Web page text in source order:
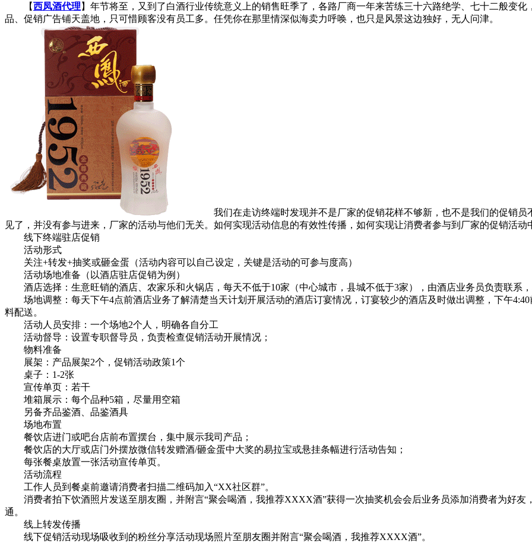
【西凤酒代理 】年节将至，又到了白酒行业传统意义上的销售旺季了，各路厂商一年来苦练三十六路绝学、七十二般变
品、促销广告铺天盖地，只可惜顾客没有员工多。任凭你在那里情深似海卖力呼唤，也只是风景这边独好，无人问津。
我们在走访终端时发现并不是厂家的促销花样不够新，也不是我们的促销员
见了，并没有参与进来，厂家的活动与他们无关。如何实现活动信息的有效性传播，如何实现让消费者参与到厂家的促销活
线下终端驻店促销
活动形式
关注+转发+抽奖或砸金蛋（活动内容可以自己设定，关键是活动的可参与度高）
活动场地准备（以酒店驻店促销为例）
酒店选择：生意旺销的酒店、农家乐和火锅店，每天不低于10家（中心城市，县城不低于3家），由酒店业务员负责联系
场地调整：每天下午4点前酒店业务了解清楚当天计划开展活动的酒店订宴情况，订宴较少的酒店及时做出调整，下午
料配送。
活动人员安排：一个场地2个人，明确各自分工
活动督导：设置专职督导员，负责检查促销活动开展情况；
物料准备
展架：产品展架2个，促销活动政策1个
桌子：1-2张
宣传单页：若干
堆箱展示：每个品种5箱，尽量用空箱
另备齐品鉴酒、品鉴酒具
场地布置
餐饮店进门或吧台店前布置摆台，集中展示我司产品；
餐饮店的大厅或店门外摆放微信转发赠酒/砸金蛋中大奖的易拉宝或悬挂条幅进行活动告知；
每张餐桌放置一张活动宣传单页。
活动流程
工作人员到餐桌前邀请消费者扫描二维码加入“XX社区群”。
消费者拍下饮酒照片发送至朋友圈，并附言“聚会喝酒，我推荐XXXX酒”获得一次抽奖机会会后业务员添加消费者为好友
通。
线上转发传播
线下促销活动现场吸收到的粉丝分享活动现场照片至朋友圈并附言“聚会喝酒，我推荐XXXX酒”。